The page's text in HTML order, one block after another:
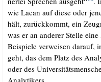
wie Lacan auf die­se oder
hält, zurück­kommt, ein
was er an ande­rer Stel­le
Bei­spie­le ver­wei­sen dar­auf,
geht, das dem Platz des
oder des
Analytikers.